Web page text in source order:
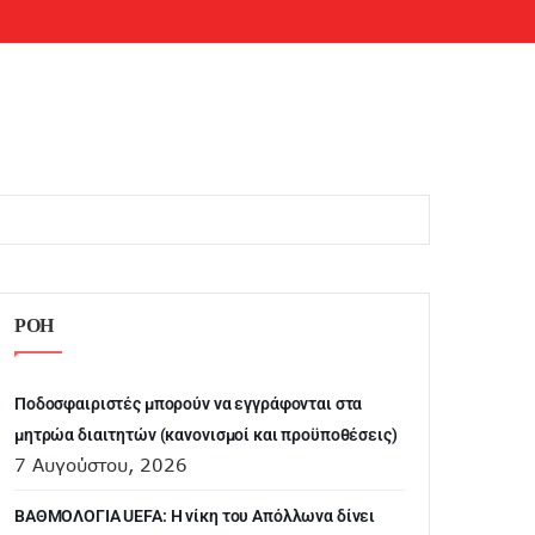
ΡΟΗ
Ποδοσφαιριστές μπορούν να εγγράφονται στα
μητρώα διαιτητών (κανονισμοί και προϋποθέσεις)
7 Αυγούστου, 2026
ΒΑΘΜΟΛΟΓΙΑ UEFA: Η νίκη του Απόλλωνα δίνει